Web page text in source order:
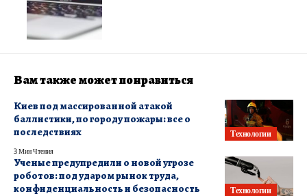
Вам также может понравиться
Технологии
Киев под массированной атакой
баллистики, по городу пожары: все о
последствиях
3 Мин Чтения
Технологии
Ученые предупредили о новой угрозе
роботов: под ударом рынок труда,
конфиденциальность и безопасность